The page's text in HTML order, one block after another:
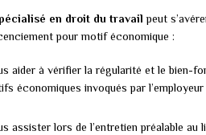
en droit du travail peut
pour motif économique :
aider à vérifier la régularité et le bien-
économiques invoqués par
assister lors de l’entretien préalable